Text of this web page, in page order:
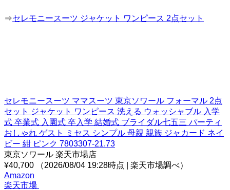
⇒セレモニースーツ ジャケット ワンピース 2点セット
セレモニースーツ ママスーツ 東京ソワール フォーマル 2点
セット ジャケット ワンピース 洗える ウォッシャブル 入学
式 卒業式 入園式 卒入学 結婚式 ブライダル七五三 パーティ
おしゃれ ゲスト ミセス シンプル 母親 親族 ジャカード ネイ
ビー 紺 ピンク 7803307-21.73
東京ソワール 楽天市場店
¥40,700
（2026/08/04 19:28時点 | 楽天市場調べ）
Amazon
楽天市場